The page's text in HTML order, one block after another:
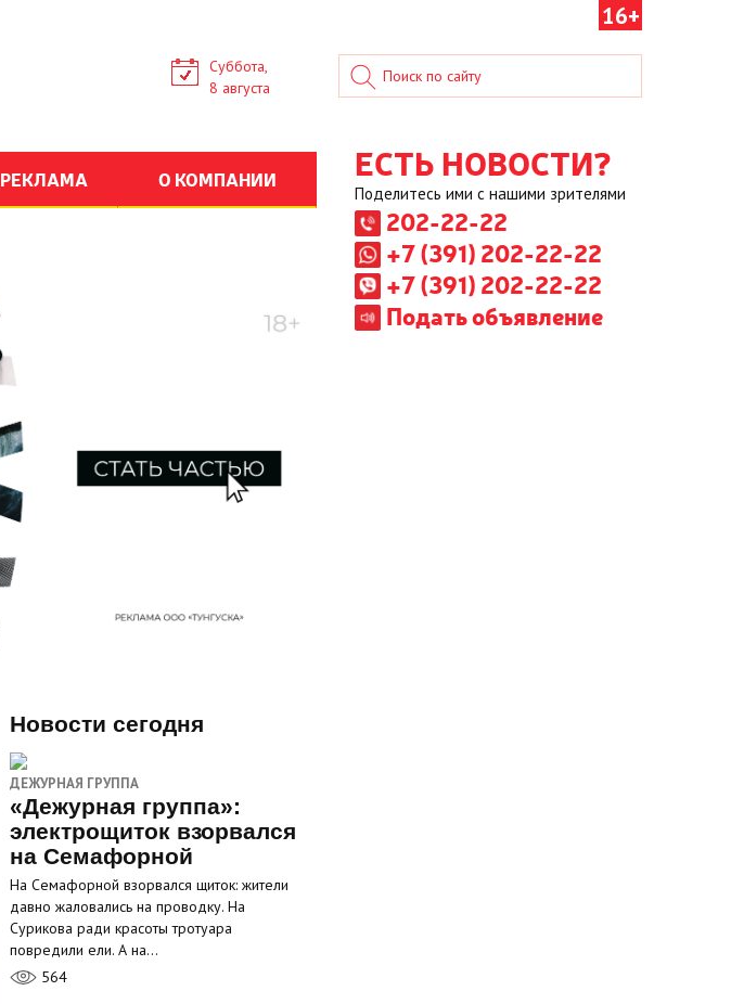
16+
Суббота,
8 августа
РЕКЛАМА О КОМПАНИИ ЕСТЬ НОВОСТИ?
Поделитесь ими с нашими зрителями
202-22-22
+7 (391) 202-22-22
+7 (391) 202-22-22
Подать объявление
Новости сегодня
ДЕЖУРНАЯ ГРУППА
«Дежурная группа»:
электрощиток взорвался
на Семафорной
На Семафорной взорвался щиток: жители
давно жаловались на проводку. На
Сурикова ради красоты тротуара
повредили ели. А на…
564